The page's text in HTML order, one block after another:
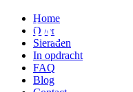
Home
Over
Sieraden
In opdracht
FAQ
Blog
v-ring Tag